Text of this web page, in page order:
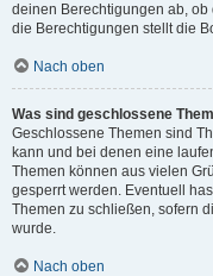
deinen Berechtigungen ab,
die Berechtigungen stellt die
Nach oben
Was sind geschlossene
Geschlossene Themen sind
kann und bei denen eine
Themen können aus vielen
gesperrt werden. Eventuell
Themen zu schließen, sofern
wurde.
Nach oben